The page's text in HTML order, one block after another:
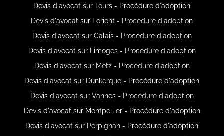
Devis d'avocat sur Tours - Procédure d'adoption
Devis d'avocat sur Lorient - Procédure d'adoption
Devis d'avocat sur Calais - Procédure d'adoption
Devis d'avocat sur Limoges - Procédure d'adoption
Devis d'avocat sur Metz - Procédure d'adoption
Devis d'avocat sur Dunkerque - Procédure d'adoption
Devis d'avocat sur Vannes - Procédure d'adoption
Devis d'avocat sur Montpellier - Procédure d'adoption
Devis d'avocat sur Perpignan - Procédure d'adoption